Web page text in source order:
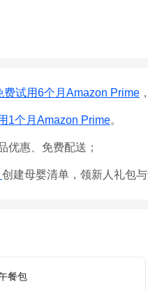
费试用6个月Amazon Prime
1个月Amazon Prime。
优惠、免费配送；
创建母婴清单，领新人礼包与
餐包